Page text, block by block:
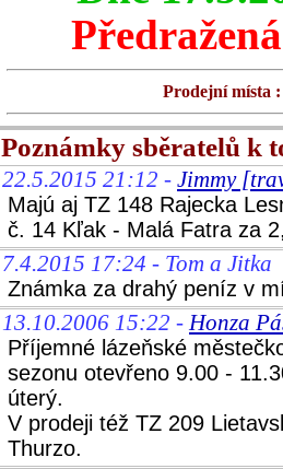
Prodejní místa :
Poznámky sběratelů k
22.5.2015 21:12 - Jimmy
Majú aj TZ 148 Rajecka
č. 14 Kľak - Malá Fatra za
7.4.2015 17:24 - Tom a Jitka
Známka za drahý peníz v
13.10.2006 15:22 - Honza
Příjemné lázeňské
sezonu otevřeno 9.00 -
úterý.
V prodeji též TZ 209
Thurzo.